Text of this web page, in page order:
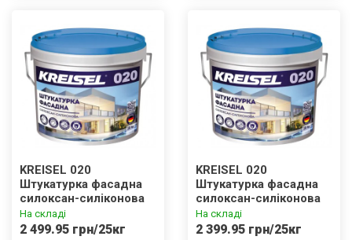
KREISEL 020
Штукатурка фасадна
силоксан-силіконова
"Баранець" 1,5 / 2,0 /
3,0 мм База В
На складі
2 499.95 грн/25кг
KREISEL 020
Штукатурка фасадна
силоксан-силіконова
"Короїд" 1,5 / 2,0 / 3,0
мм База D
На складі
2 399.95 грн/25кг